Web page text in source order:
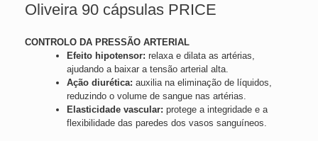
Oliveira 90 cápsulas PRICE
CONTROLO DA PRESSÃO ARTERIAL
Efeito hipotensor: relaxa e dilata as artérias,
ajudando a baixar a tensão arterial alta.
Ação diurética: auxilia na eliminação de líquidos,
reduzindo o volume de sangue nas artérias.
Elasticidade vascular: protege a integridade e a
flexibilidade das paredes dos vasos sanguíneos.